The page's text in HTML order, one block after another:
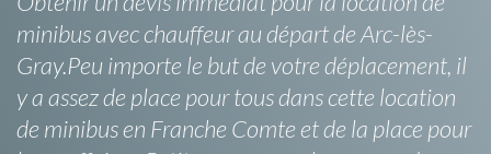
minibus avec chauffeur au départ de Arc-lès-
Gray.Peu importe le but de votre déplacement, il
y a assez de place pour tous dans cette location
de minibus en Franche Comte et de la place pour